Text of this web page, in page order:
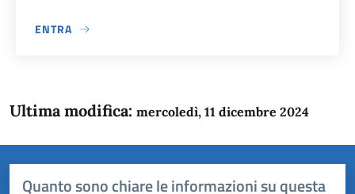
ENTRA
Ultima modifica: mercoledì, 11 dicembre 2024
Quanto sono chiare le informazioni su questa